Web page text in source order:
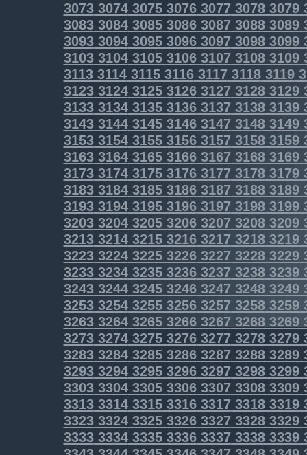
3073307430753076307730783079
3083308430853086308730883089
3093309430953096309730983099
3103310431053106310731083109
3113311431153116311731183119
3123312431253126312731283129
3133313431353136313731383139
3143314431453146314731483149
31533154315531563157 31583159
31633164316531663167 31683169
3173317431753176317731783179
31833184318531863187 31883189
31933194319531963197 31983199
32033204320532063207 32083209
32133214321532163217 32183219
32233224322532263227 32283229
32333234323532363237 32383239
32433244324532463247 32483249
32533254325532563257 32583259
32633264326532663267 32683269
3273327432753276327732783279
3283328432853286328732883289
3293329432953296329732983299
3303330433053306330733083309
3313331433153316331733183319
3323332433253326332733283329
3333333433353336333733383339